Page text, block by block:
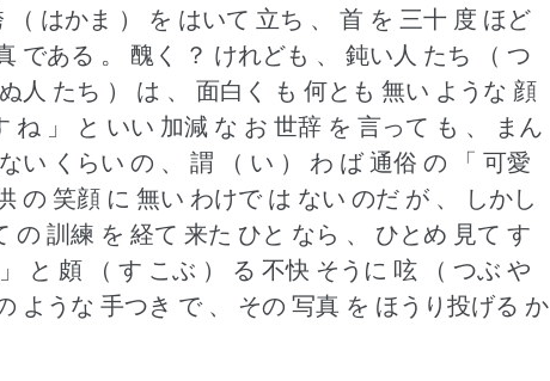
はかま ） を はいて 立ち 、 首 を 三十 度 ほど
である 。
醜く ？ けれども 、 鈍い人 たち （ つ
人 たち ） は 、 面白く も 何とも 無い ような 顔
ね 」 と いい 加減 な お 世辞 を 言って も 、 まん
い くらい の 、 謂 （ い ） わ ば 通俗 の 「 可愛
の 笑顔 に 無い わけで は ない のだ が 、 しかし
の 訓練 を 経て 来た ひと なら 、 ひとめ 見て す
と 頗 （ す こぶ ） る 不快 そうに 呟 （ つぶ や
ような 手つき で 、 その 写真 を ほうり投げる か